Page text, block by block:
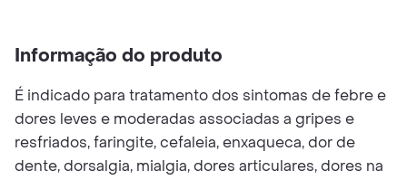
Informação do produto
É indicado para tratamento dos sintomas de febre e
dores leves e moderadas associadas a gripes e
resfriados, faringite, cefaleia, enxaqueca, dor de
dente, dorsalgia, mialgia, dores articulares, dores na